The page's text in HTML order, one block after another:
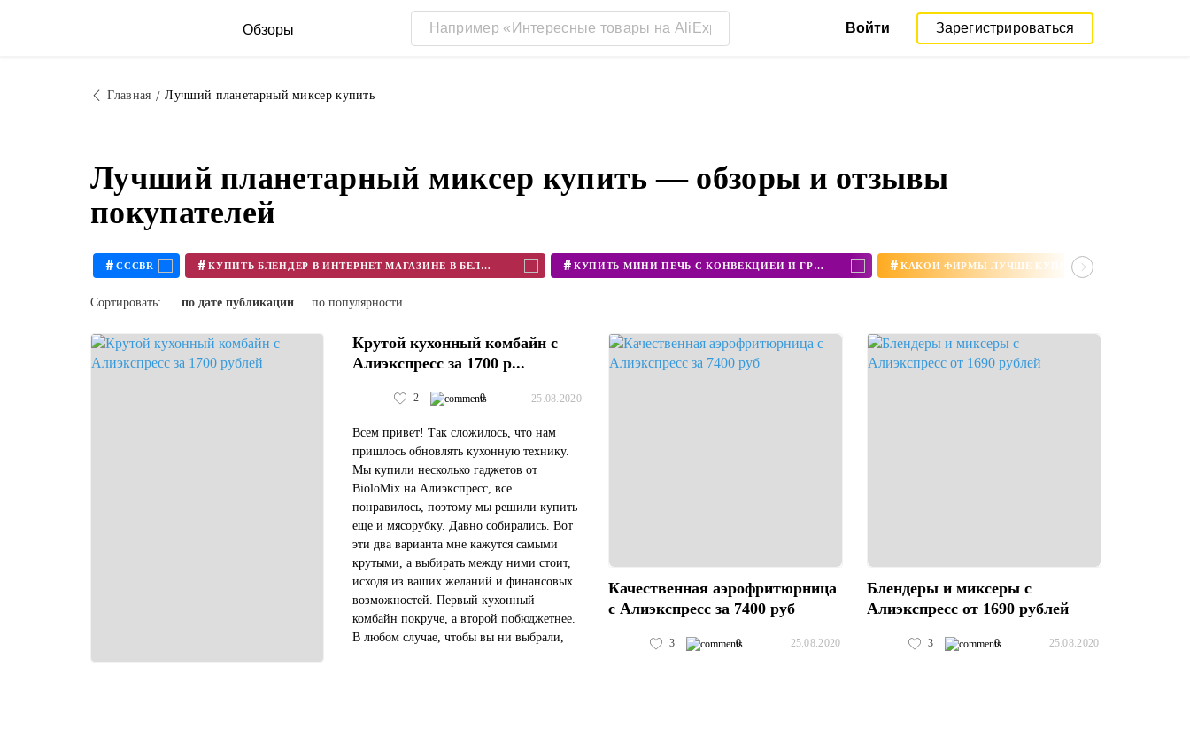
Обзоры Войти Зарегистрироваться
Главная Лучший планетарный миксер купить
Лучший планетарный миксер купить — обзоры и отзывы
покупателей
# CCCBR # КУПИТЬ БЛЕНДЕР В ИНТЕРНЕТ МАГАЗИНЕ В БЕЛАРУСИ # КУПИТЬ МИНИ ПЕЧЬ С КОНВЕКЦИЕЙ И ГРИЛЕМ #
Сортировать: по дате публикации по популярности
Крутой кухонный комбайн с
Алиэкспресс за 1700 р...
2 0 25.08.2020
Всем привет! Так сложилось, что нам
пришлось обновлять кухонную технику.
Мы купили несколько гаджетов от
BioloMix на Алиэкспресс, все
понравилось, поэтому мы решили купить
еще и мясорубку. Давно собирались. Вот
эти два варианта мне кажутся самыми
крутыми, а выбирать между ними стоит,
исходя из ваших желаний и финансовых
возможностей. Первый кухонный
комбайн покруче, а второй побюджетнее.
В любом случае, чтобы вы ни выбрали,
Качественная аэрофритюрница
с Алиэкспресс за 7400 руб
3 0 25.08.2020
Блендеры и миксеры с
Алиэкспресс от 1690 рублей
3 0 25.08.2020